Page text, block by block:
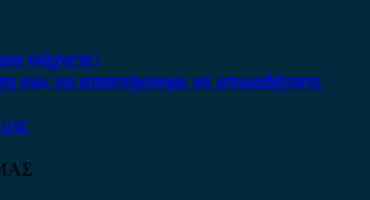
ψάχνετε;
σας να απαντήσουμε σε οποιαδήποτε